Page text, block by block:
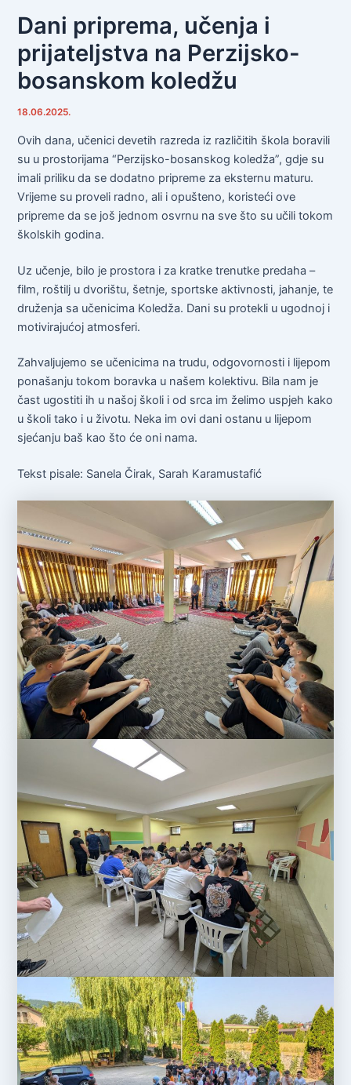
Dani priprema, učenja i
prijateljstva na Perzijsko-
bosanskom koledžu
18.06.2025.
Ovih dana, učenici devetih razreda iz različitih škola boravili
su u prostorijama “Perzijsko-bosanskog koledža”, gdje su
imali priliku da se dodatno pripreme za eksternu maturu.
Vrijeme su proveli radno, ali i opušteno, koristeći ove
pripreme da se još jednom osvrnu na sve što su učili tokom
školskih godina.
Uz učenje, bilo je prostora i za kratke trenutke predaha –
film, roštilj u dvorištu, šetnje, sportske aktivnosti, jahanje, te
druženja sa učenicima Koledža. Dani su protekli u ugodnoj i
motivirajućoj atmosferi.
Zahvaljujemo se učenicima na trudu, odgovornosti i lijepom
ponašanju tokom boravka u našem kolektivu. Bila nam je
čast ugostiti ih u našoj školi i od srca im želimo uspjeh kako
u školi tako i u životu. Neka im ovi dani ostanu u lijepom
sjećanju baš kao što će oni nama.
Tekst pisale: Sanela Čirak, Sarah Karamustafić